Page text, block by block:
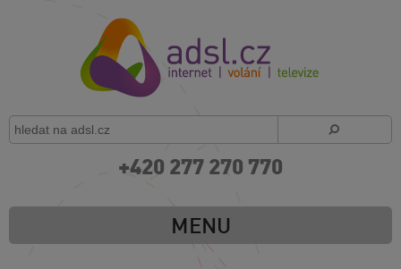
+420 277 270 770
MENU